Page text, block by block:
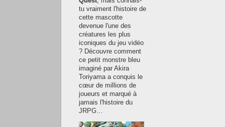
tu vraiment l'histoire de
cette mascotte
devenue l'une des
créatures les plus
iconiques du jeu vidéo
? Découvre comment
ce petit monstre bleu
imaginé par Akira
Toriyama a conquis le
cœur de millions de
joueurs et marqué à
jamais l'histoire du
JRPG…